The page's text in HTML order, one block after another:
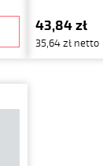
43,84 zł
35,64 zł netto